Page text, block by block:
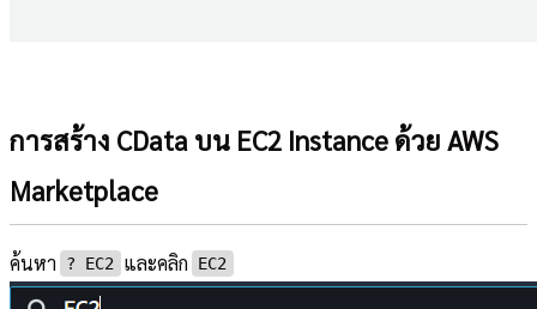
การสร้าง CData บน EC2 Instance ด้วย AWS
Marketplace
ค้นหา ?︎ EC2 และคลิก EC2